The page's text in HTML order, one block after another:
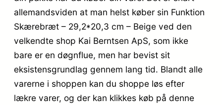
allemandsviden at man helst køber sin Funktion
Skærebræt – 29,2*20,3 cm – Beige ved den
velkendte shop Kai Berntsen ApS, som ikke
bare er en døgnflue, men har bevist sit
eksistensgrundlag gennem lang tid. Blandt alle
varerne i shoppen kan du shoppe løs efter
lækre varer, og der kan klikkes køb på denne